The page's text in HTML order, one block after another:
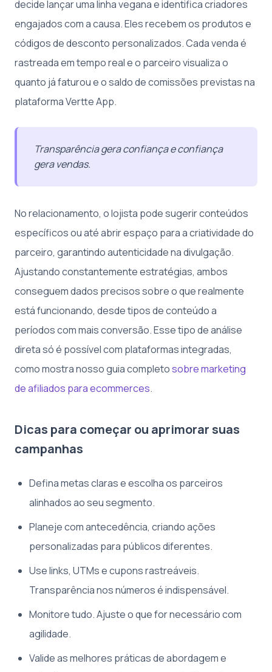
decide lançar uma linha vegana e identifica criadores
engajados com a causa. Eles recebem os produtos e
códigos de desconto personalizados. Cada venda é
rastreada em tempo real e o parceiro visualiza o
quanto já faturou e o saldo de comissões previstas na
plataforma Vertte App.
Transparência gera confiança e confiança
gera vendas.
No relacionamento, o lojista pode sugerir conteúdos
específicos ou até abrir espaço para a criatividade do
parceiro, garantindo autenticidade na divulgação.
Ajustando constantemente estratégias, ambos
conseguem dados precisos sobre o que realmente
está funcionando, desde tipos de conteúdo a
períodos com mais conversão. Esse tipo de análise
direta só é possível com plataformas integradas,
como mostra nosso guia completosobre marketing
de afiliados para ecommerces.
Dicas para começar ou aprimorar suas
campanhas
Defina metas claras e escolha os parceiros
alinhados ao seu segmento.
Planeje com antecedência, criando ações
personalizadas para públicos diferentes.
Use links, UTMs e cupons rastreáveis.
Transparência nos números é indispensável.
Monitore tudo. Ajuste o que for necessário com
agilidade.
Valide as melhores práticas de abordagem e